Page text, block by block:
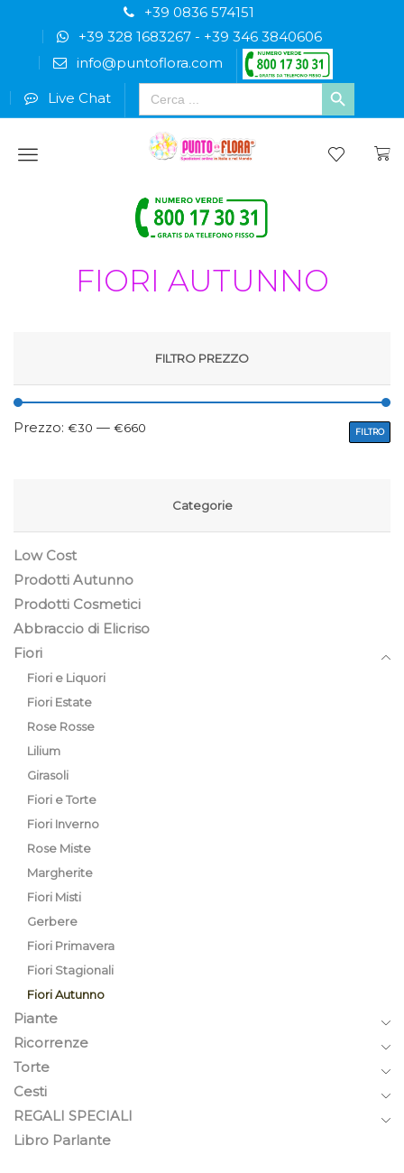
+39 0836 574151
+39 328 1683267- +39 346 3840606
info@puntoflora.com
Live Chat
Search
for:
Menu
FIORI AUTUNNO
FILTRO PREZZO
FILTRO
Prezzo: €30 — €660
Categorie
Low Cost
Prodotti Autunno
Prodotti Cosmetici
Abbraccio di Elicriso
Fiori
Fiori e Liquori
Fiori Estate
Rose Rosse
Lilium
Girasoli
Fiori e Torte
Fiori Inverno
Rose Miste
Margherite
Fiori Misti
Gerbere
Fiori Primavera
Fiori Stagionali
Fiori Autunno
Piante
Ricorrenze
Torte
Cesti
REGALI SPECIALI
Libro Parlante